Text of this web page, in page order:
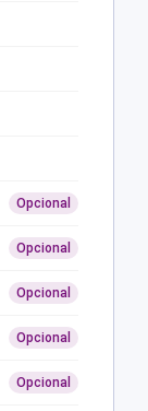
Opcional
Opcional
Opcional
Opcional
Opcional